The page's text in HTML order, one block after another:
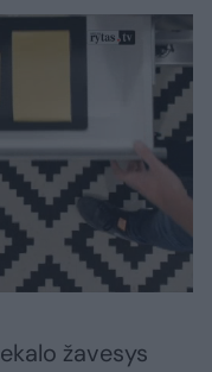
žavesys